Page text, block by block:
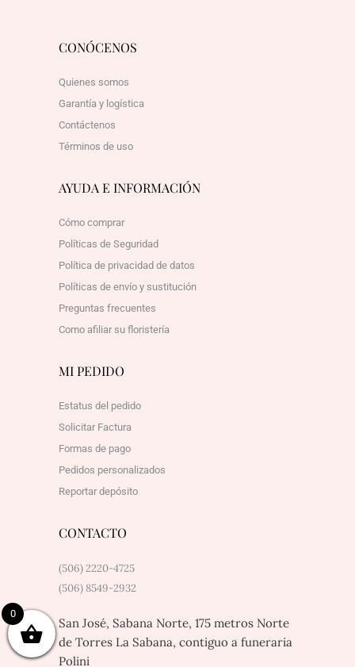
CONÓCENOS
Quienes somos
Garantía y logística
Contáctenos
Términos de uso
AYUDA E INFORMACIÓN
Cómo comprar
Políticas de Seguridad
Política de privacidad de datos
Políticas de envío y sustitución
Preguntas frecuentes
Como afiliar su floristería
MI PEDIDO
Estatus del pedido
Solicitar Factura
Formas de pago
Pedidos personalizados
Reportar depósito
CONTACTO
(506) 2220-4725
(506) 8549-2932
San José, Sabana Norte, 175 metros Norte
de Torres La Sabana, contiguo a funeraria
Polini
0